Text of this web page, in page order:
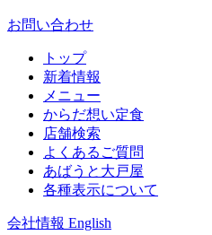
お問い合わせ
トップ
新着情報
メニュー
からだ想い定食
店舗検索
よくあるご質問
あばうと大戸屋
各種表示について
会社情報 English